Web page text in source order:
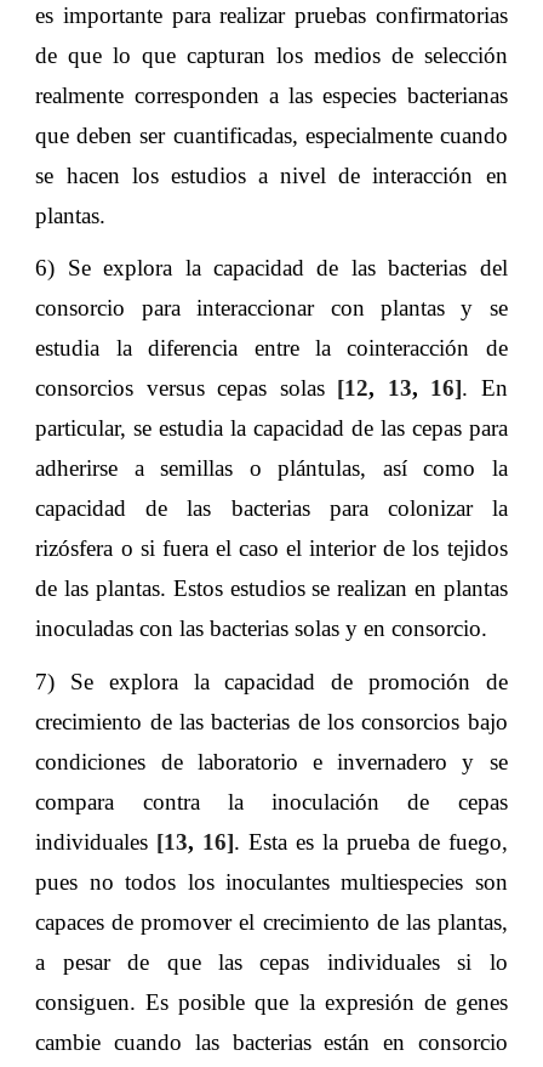
es importante para realizar pruebas confirmatorias
de que lo que capturan los medios de selección
realmente corresponden a las especies bacterianas
que deben ser cuantificadas, especialmente cuando
se hacen los estudios a nivel de interacción en
plantas.
6) Se explora la capacidad de las bacterias del
consorcio para interaccionar con plantas y se
estudia la diferencia entre la cointeracción de
consorcios versus cepas solas [12, 13, 16]. En
particular, se estudia la capacidad de las cepas para
adherirse a semillas o plántulas, así como la
capacidad de las bacterias para colonizar la
rizósfera o si fuera el caso el interior de los tejidos
de las plantas. Estos estudios se realizan en plantas
inoculadas con las bacterias solas y en consorcio.
7) Se explora la capacidad de promoción de
crecimiento de las bacterias de los consorcios bajo
condiciones de laboratorio e invernadero y se
compara contra la inoculación de cepas
individuales [13, 16]. Esta es la prueba de fuego,
pues no todos los inoculantes multiespecies son
capaces de promover el crecimiento de las plantas,
a pesar de que las cepas individuales si lo
consiguen. Es posible que la expresión de genes
cambie cuando las bacterias están en consorcio